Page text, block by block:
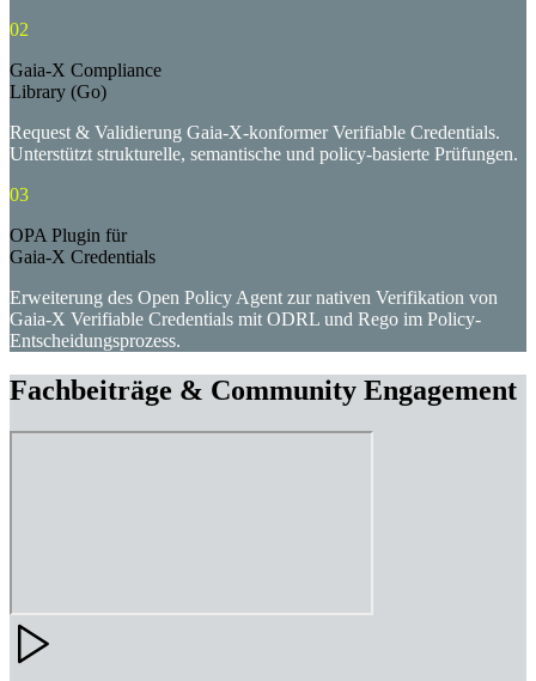
02
Gaia-X Compliance
Library (Go)
Request & Validierung Gaia-X-konformer Verifiable Credentials.
Unterstützt strukturelle, semantische und policy-basierte Prüfungen.
03
OPA Plugin für
Gaia-X Credentials
Erweiterung des Open Policy Agent zur nativen Verifikation von
Gaia-X Verifiable Credentials mit ODRL und Rego im Policy-
Entscheidungsprozess.
Fachbeiträge & Community Engagement